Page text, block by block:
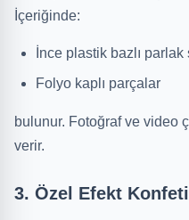
İçeriğinde:
İnce plastik bazlı parlak
Folyo kaplı parçalar
bulunur. Fotoğraf ve video
verir.
3. Özel Efekt